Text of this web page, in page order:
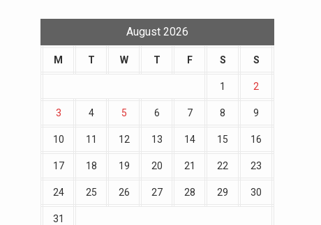
August 2026
M T W T F S S
1 2
3 4 5 6 7 8 9
10 11 12 13 14 15 16
17 18 19 20 21 22 23
24 25 26 27 28 29 30
31